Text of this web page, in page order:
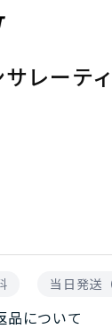
レーテ
当日発送
品について